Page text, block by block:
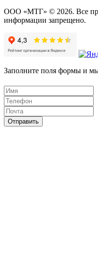
ООО «МТГ» © 2026. Все
информации запрещено.
Заполните поля формы и
Отправить